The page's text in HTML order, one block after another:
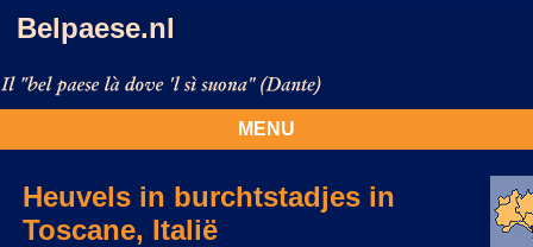
Belpaese.nl
MENU
Heuvels in burchtstadjes in
Toscane, Italië